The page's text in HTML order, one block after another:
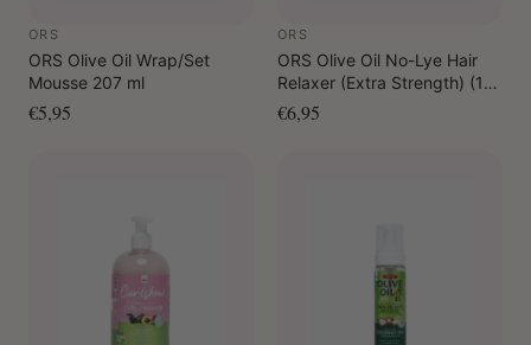
ORS
ORS Olive Oil Wrap/Set
Mousse 207 ml
€5,95
ORS
ORS Olive Oil No-Lye Hair
Relaxer (Extra Strength) (1
Complete Application)
€6,95